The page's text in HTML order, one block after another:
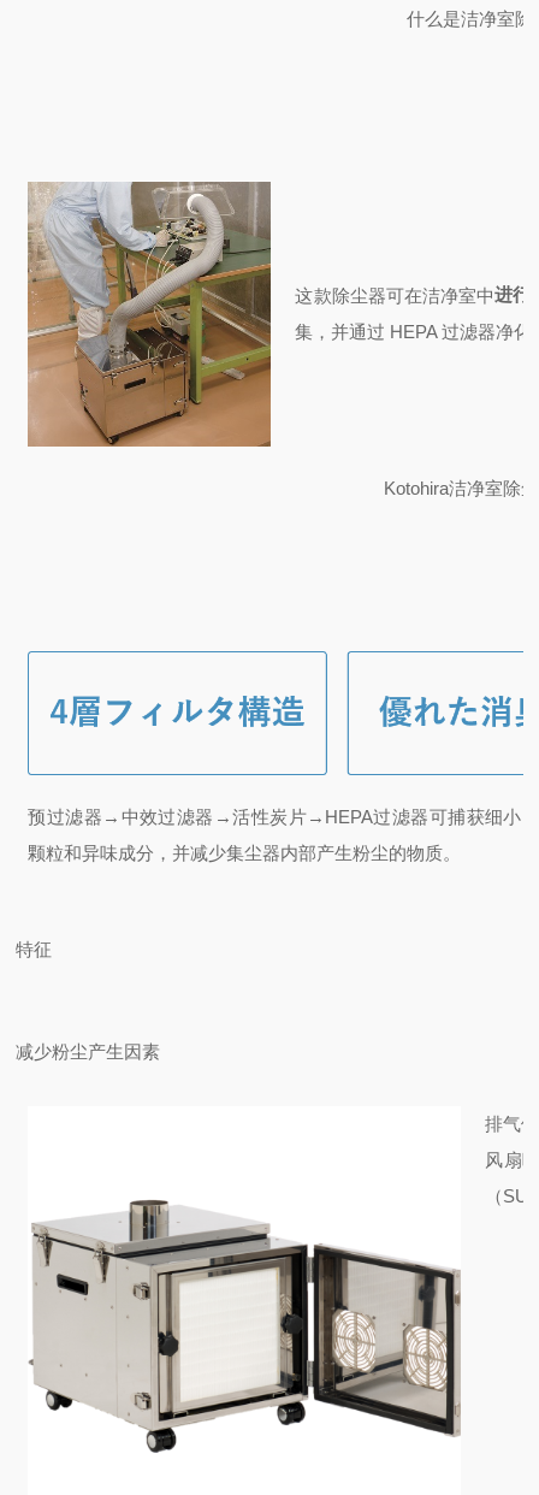
什么是洁净室除
这款除尘器可在洁净室中进行
集，并通过 HEPA 过滤器净
Kotohira洁净室除
预过滤器→中效过滤器→活性炭片→HEPA过滤器可捕获细小
颗粒和异味成分，并减少集尘器内部产生粉尘的物质。
特征
减少粉尘产生因素
排气
风扇
（